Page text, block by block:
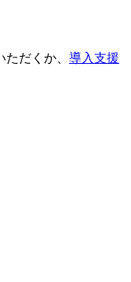
だくか、 導入支援